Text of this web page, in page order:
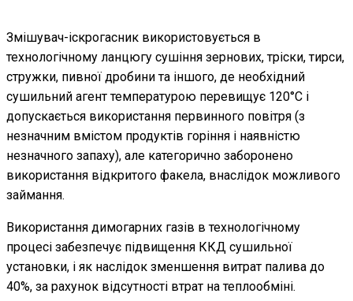
Змішувач-іскрогасник використовується в
технологічному ланцюгу сушіння зернових, тріски, тирси,
стружки, пивної дробини та іншого, де необхідний
сушильний агент температурою перевищує 120°С і
допускається використання первинного повітря (з
незначним вмістом продуктів горіння і наявністю
незначного запаху), але категорично заборонено
використання відкритого факела, внаслідок можливого
займання.
Використання димогарних газів в технологічному
процесі забезпечує підвищення ККД сушильної
установки, і як наслідок зменшення витрат палива до
40%, за рахунок відсутності втрат на теплообміні.